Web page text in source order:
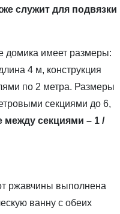
служит для подвязки
домика имеет размеры:
4 м, конструкция
по 2 метра. Размеры
секциями до 6,
между секциями – 1 /
ржавчины выполнена
ванну с обеих